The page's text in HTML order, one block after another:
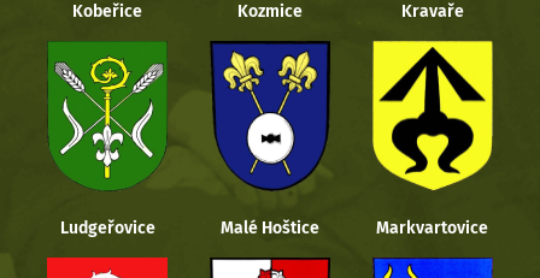
Kobeřice Kozmice Kravaře
Ludgeřovice Malé Hoštice Markvartovice